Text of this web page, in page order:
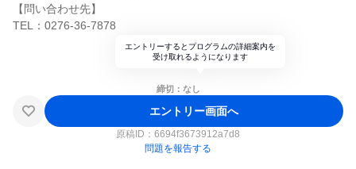
【問い合わせ先】
TEL：0276-36-7878
エントリーするとプログラムの詳細案内を
受け取れるようになります
締切：なし
エントリー画面へ
原稿ID： 6694f3673912a7d8
問題を報告する